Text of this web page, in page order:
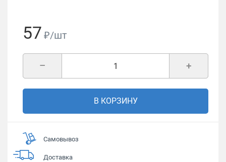
57 ₽/шт
+
–
В КОРЗИНУ
Самовывоз
Доставка